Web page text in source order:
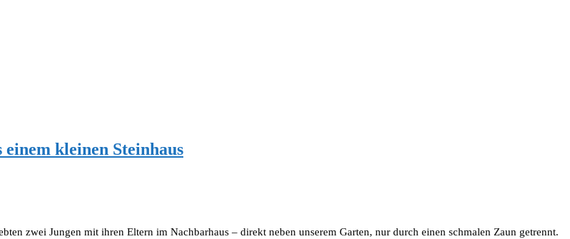
kleinen Steinhaus
zwei Jungen mit ihren Eltern im Nachbarhaus – direkt neben unserem Garten, nur durch einen schmalen Zaun getrennt.